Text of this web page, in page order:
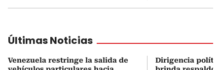
Últimas Noticias
Venezuela restringe la salida de
Dirigencia